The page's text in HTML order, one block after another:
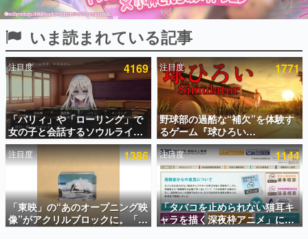
ピックアップ
電ファミのいま読まれている記事ランキング
アプリセール情報
インタビュー
連載・特集一覧
殿堂入り記事
SNS拡散数が数千以上！ ページビュー数万以上！ などな
ど。多くの人々に読まれた、電ファミ渾身の“殿堂入り”記
事をまとめました。
いま読まれている記事
注目度 4169
「パリィ」や「ローリング」で
女の子と会話するソウルライク
恋愛ゲーム『小早川さんはソウ
ルライク』無料公開。返事に失
敗すると「YOU DIED」
注目度 1771
野球部の過酷な“補欠”を体験す
るゲーム『球ひろい
Simulator』が「1件」のウィッ
シュリストをもとにチェコ語に
対応しSNSで話題に。『キング
ダム・カム』開発元やチェコの
プロ野球選手から称賛の声
注目度 1386
「東映」の“あのオープニング映
像”がアクリルブロックに。「東
映ヒストリカル グッズコレクシ
注目度 1144
「タバコを止められない猫耳キ
ャラを描く深夜枠アニメ」に視
聴者の一部から批判意見。違法